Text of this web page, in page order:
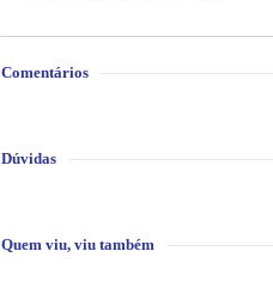
Comentários
Dúvidas
Quem viu, viu também